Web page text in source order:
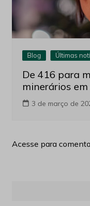
Blog Últimas
De 416 para
minerários
3 de março de
Acesse para